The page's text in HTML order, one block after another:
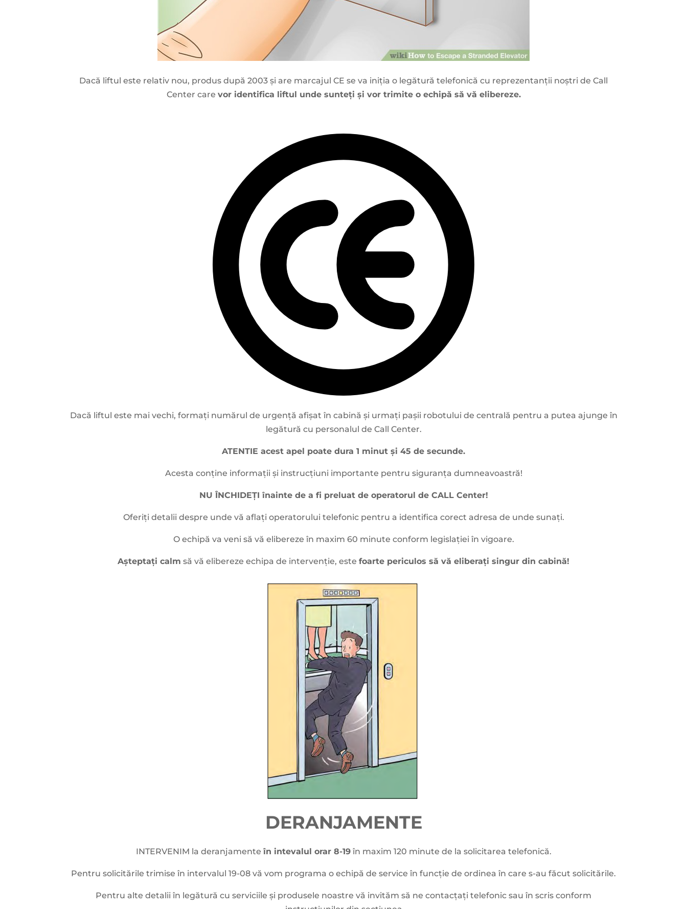
Dacă liftul este relativ nou, produs după 2003 și are marcajul CE se va iniția o legătură telefonică cu reprezentanții noștri de Call
Center care vor identifica liftul unde sunteți și vor trimite o echipă să vă elibereze.
Dacă liftul este mai vechi, formați numărul de urgență afișat în cabină și urmați pașii robotului de centrală pentru a putea ajunge în
legătură cu personalul de Call Center.
ATENTIE acest apel poate dura 1 minut și 45 de secunde.
Acesta conține informații și instrucțiuni importante pentru siguranța dumneavoastră!
NU ÎNCHIDEȚI înainte de a fi preluat de operatorul de CALL Center!
Oferiți detalii despre unde vă aflați operatorului telefonic pentru a identifica corect adresa de unde sunați.
O echipă va veni să vă elibereze în maxim 60 minute conform legislației în vigoare.
Așteptați calm să vă elibereze echipa de intervenție, este foarte periculos să vă eliberați singur din cabină!
DERANJAMENTE
INTERVENIM la deranjamente în intevalul orar 8-19în maxim 120 minute de la solicitarea telefonică.
Pentru solicitările trimise în intervalul 19-08 vă vom programa o echipă de service în funcție de ordinea în care s-au făcut solicitările.
Pentru alte detalii în legătură cu serviciile și produsele noastre vă invităm să ne contacțați telefonic sau în scris conform